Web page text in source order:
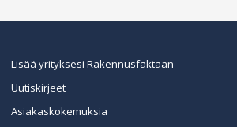
Lisää yrityksesi Rakennusfaktaan
Uutiskirjeet
Asiakaskokemuksia